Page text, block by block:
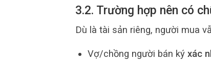
3.2. Trường hợp nên có
Dù là tài sản riêng, người mua
Vợ/chồng người bán ký xác